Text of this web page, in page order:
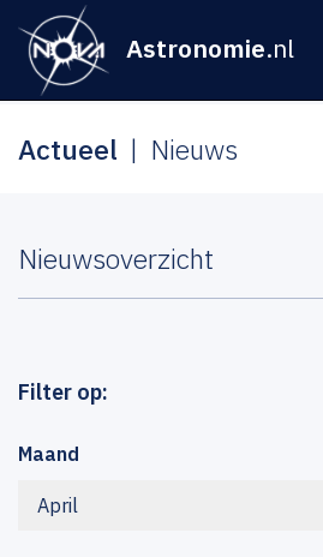
Astronomie.nl
Actueel Nieuws
Nieuwsoverzicht
Filter op:
Maand
April